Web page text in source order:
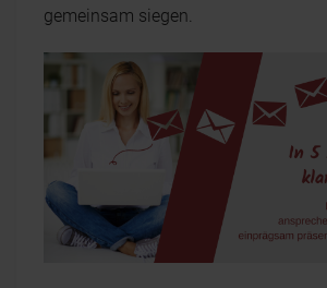
gemeinsam siegen.